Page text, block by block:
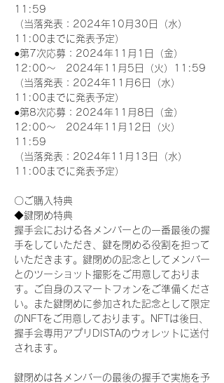
11:59
（当落発表：2024年10月30日（水）
11:00までに発表予定）
●第7次応募：2024年11月1日（金）
12:00～　2024年11月5日（火）11:59
（当落発表：2024年11月6日（水）
11:00までに発表予定）
●第8次応募：2024年11月8日（金）
12:00～　2024年11月12日（火）
11:59
（当落発表：2024年11月13日（水）
11:00までに発表予定）
〇ご購入特典
◆鍵閉め特典
握手会における各メンバーとの一番最後の握
手をしていただき、鍵を閉める役割を担って
いただきます。鍵閉めの記念としてメンバー
とのツーショット撮影をご用意しておりま
す。ご自身のスマートフォンをご準備くださ
い。また鍵閉めに参加された記念として限定
のNFTをご用意しております。NFTは後日、
握手会専用アプリDISTAのウォレットに送付
されます。
鍵閉めは各メンバーの最後の握手で実施を予